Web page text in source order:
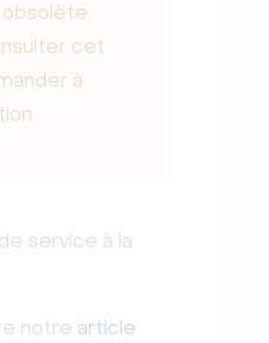
cet
à
service à la
notre article